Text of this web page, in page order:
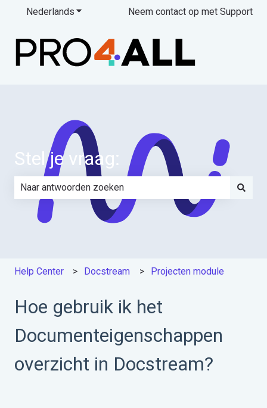
Nederlands Submenu tonen voor vertalingen
Neem contact op met Support
Stel je vraag:
Er zijn geen suggesties want het zoekveld is leeg.
Help Center Docstream Projecten module
Hoe gebruik ik het
Documenteigenschappen
overzicht in Docstream?